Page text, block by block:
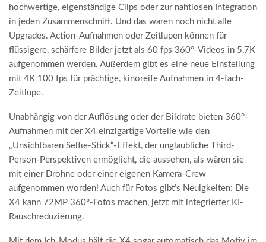
hochwertige, eigenständige Clips oder zur nahtlosen Integration
in jeden Zusammenschnitt. Und das waren noch nicht alle
Upgrades. Action-Aufnahmen oder Zeitlupen können für
flüssigere, schärfere Bilder jetzt als 60 fps 360°-Videos in 5,7K
aufgenommen werden. Außerdem gibt es eine neue Einstellung
mit 4K 100 fps für prächtige, kinoreife Aufnahmen in 4-fach-
Zeitlupe.
Unabhängig von der Auflösung oder der Bildrate bieten 360°-
Aufnahmen mit der X4 einzigartige Vorteile wie den
„Unsichtbaren Selfie-Stick“-Effekt, der unglaubliche Third-
Person-Perspektiven ermöglicht, die aussehen, als wären sie
mit einer Drohne oder einer eigenen Kamera-Crew
aufgenommen worden! Auch für Fotos gibt’s Neuigkeiten: Die
X4 kann 72MP 360°-Fotos machen, jetzt mit integrierter KI-
Rauschreduzierung.